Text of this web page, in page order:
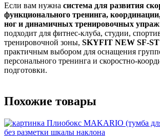
Если вам нужна система для развития
функционального тренинга,
ног и динамичных тренировочных
подходит для фитнес-клуба, студии,
тренировочной зоны, SKYFIT NEW SF-ST
практичным выбором для оснащения
персонального тренинга и скоростно-
подготовки.
Похожие товары